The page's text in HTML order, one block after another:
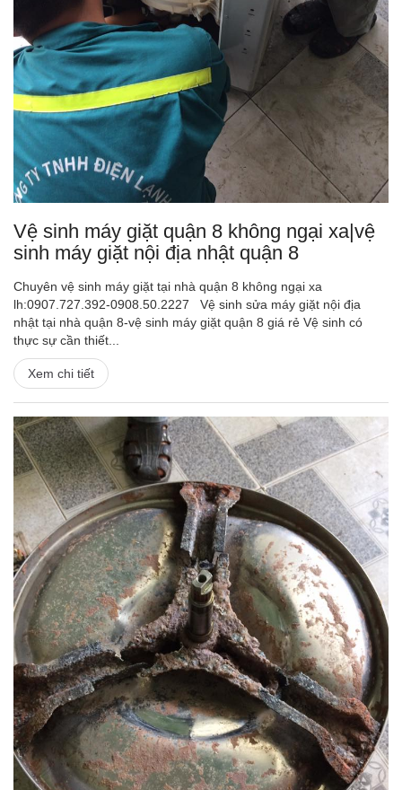
Vệ sinh máy giặt quận 8 không ngại xa|vệ
sinh máy giặt nội địa nhật quận 8
Chuyên vệ sinh máy giặt tại nhà quận 8 không ngại xa
lh:0907.727.392-0908.50.2227 Vệ sinh sửa máy giặt nội địa
nhật tại nhà quận 8-vệ sinh máy giặt quận 8 giá rẻ Vệ sinh có
thực sự cần thiết...
Xem chi tiết